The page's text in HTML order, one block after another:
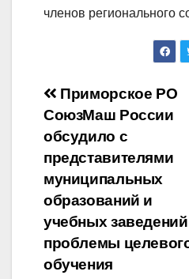
членов регионального
Навигация
по
записям
Приморское РО
СоюзМаш России
обсудило с
представителями
муниципальных
образований и
учебных заведений
проблемы
обучения